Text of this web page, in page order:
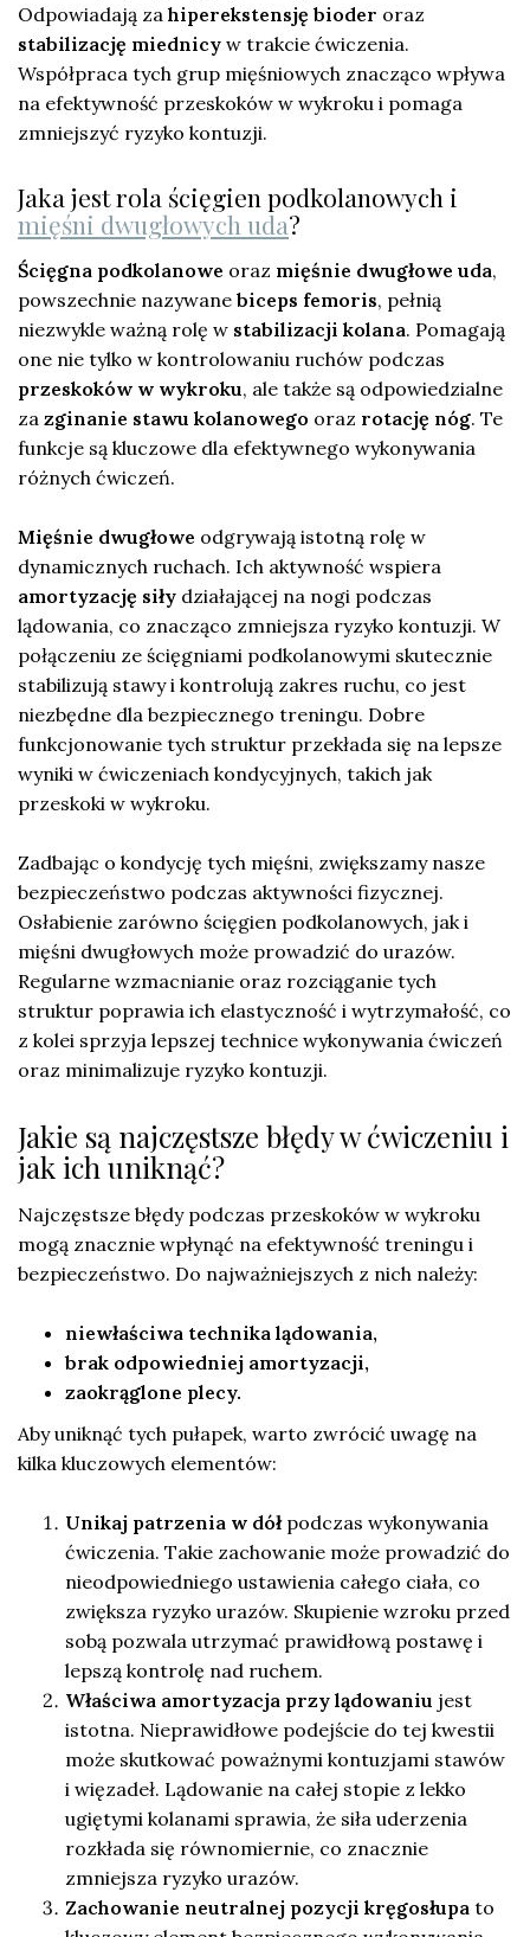
Odpowiadają za hiperekstensję bioder oraz
stabilizację miednicy w trakcie ćwiczenia.
Współpraca tych grup mięśniowych znacząco wpływa
na efektywność przeskoków w wykroku i pomaga
zmniejszyć ryzyko kontuzji.
Jaka jest rola ścięgien podkolanowych i
mięśni dwugłowych uda?
Ścięgna podkolanowe oraz mięśnie dwugłowe uda,
powszechnie nazywane biceps femoris, pełnią
niezwykle ważną rolę w stabilizacji kolana. Pomagają
one nie tylko w kontrolowaniu ruchów podczas
przeskoków w wykroku, ale także są odpowiedzialne
za zginanie stawu kolanowego oraz rotację nóg. Te
funkcje są kluczowe dla efektywnego wykonywania
różnych ćwiczeń.
Mięśnie dwugłowe odgrywają istotną rolę w
dynamicznych ruchach. Ich aktywność wspiera
amortyzację siły działającej na nogi podczas
lądowania, co znacząco zmniejsza ryzyko kontuzji. W
połączeniu ze ścięgniami podkolanowymi skutecznie
stabilizują stawy i kontrolują zakres ruchu, co jest
niezbędne dla bezpiecznego treningu. Dobre
funkcjonowanie tych struktur przekłada się na lepsze
wyniki w ćwiczeniach kondycyjnych, takich jak
przeskoki w wykroku.
Zadbając o kondycję tych mięśni, zwiększamy nasze
bezpieczeństwo podczas aktywności fizycznej.
Osłabienie zarówno ścięgien podkolanowych, jak i
mięśni dwugłowych może prowadzić do urazów.
Regularne wzmacnianie oraz rozciąganie tych
struktur poprawia ich elastyczność i wytrzymałość, co
z kolei sprzyja lepszej technice wykonywania ćwiczeń
oraz minimalizuje ryzyko kontuzji.
Jakie są najczęstsze błędy w ćwiczeniu i
jak ich uniknąć?
Najczęstsze błędy podczas przeskoków w wykroku
mogą znacznie wpłynąć na efektywność treningu i
bezpieczeństwo. Do najważniejszych z nich należy:
niewłaściwa technika lądowania,
brak odpowiedniej amortyzacji,
zaokrąglone plecy.
Aby uniknąć tych pułapek, warto zwrócić uwagę na
kilka kluczowych elementów:
Unikaj patrzenia w dółpodczas wykonywania
ćwiczenia. Takie zachowanie może prowadzić do
nieodpowiedniego ustawienia całego ciała, co
zwiększa ryzyko urazów. Skupienie wzroku przed
sobą pozwala utrzymać prawidłową postawę i
lepszą kontrolę nad ruchem.
Właściwa amortyzacja przy lądowaniu jest
istotna. Nieprawidłowe podejście do tej kwestii
może skutkować poważnymi kontuzjami stawów
i więzadeł. Lądowanie na całej stopie z lekko
ugiętymi kolanami sprawia, że siła uderzenia
rozkłada się równomiernie, co znacznie
zmniejsza ryzyko urazów.
Zachowanie neutralnej pozycji kręgosłupa to